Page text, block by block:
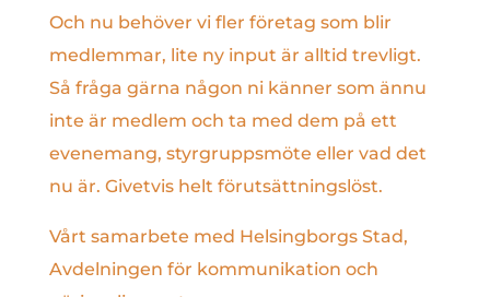
Och nu behöver vi fler företag som blir
medlemmar, lite ny input är alltid trevligt.
Så fråga gärna någon ni känner som ännu
inte är medlem och ta med dem på ett
evenemang, styrgruppsmöte eller vad det
nu är. Givetvis helt förutsättningslöst.
Vårt samarbete med Helsingborgs Stad,
Avdelningen för kommunikation och